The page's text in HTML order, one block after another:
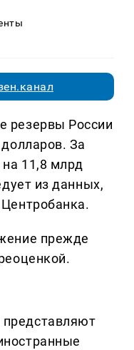
резервы России
За
11,8 млрд
из данных,
прежде